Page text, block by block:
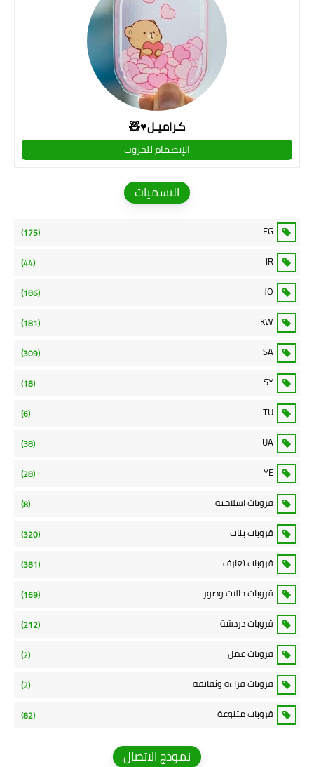
كـراميـل♥🧸
الإنضمام للجروب
التسميات
EG
(175)
IR
(44)
JO
(186)
KW
(181)
SA
(309)
SY
(18)
TU
(6)
UA
(38)
YE
(28)
قروبات اسلامية (8)
قروبات بنات (320)
قروبات تعارف (381)
قروبات حالات وصور (169)
قروبات دردشة (212)
قروبات عمل (2)
قروبات قراءة وثقاتفة (2)
قروبات متنوعة (82)
نموذج الاتصال